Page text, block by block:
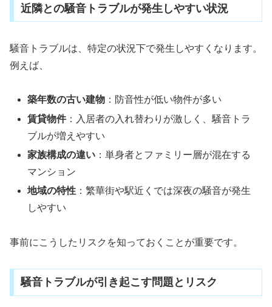
近隣との騒音トラブルが発生しやすい状況
騒音トラブルは、特定の状況下で発生しやすくなります。
例えば、
築年数の古い建物 ：防音性が低い物件が多い
賃貸物件：入居者の入れ替わりが激しく、騒音トラ
ブルが増えやすい
家族構成の違い ：単身者とファミリー層が混在する
マンション
地域の特性 ：繁華街や駅近くでは深夜の騒音が発生
しやすい
事前にこうしたリスクを知っておくことが重要です。
騒音トラブルが引き起こす問題とリスク